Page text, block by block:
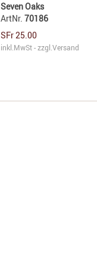
Seven Oaks
ArtNr.70186
SFr 25.00
inkl.MwSt - zzgl.Versand